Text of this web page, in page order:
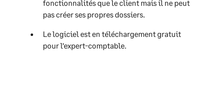
fonctionnalités que le client mais il ne peut
pas créer ses propres dossiers.
Le logiciel est en téléchargement gratuit
pour l’expert-comptable.